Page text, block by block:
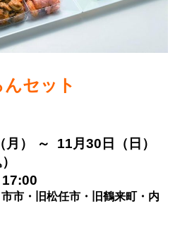
セット
） ～ 11月30日（日）
市・旧松任市・旧鶴来町・内